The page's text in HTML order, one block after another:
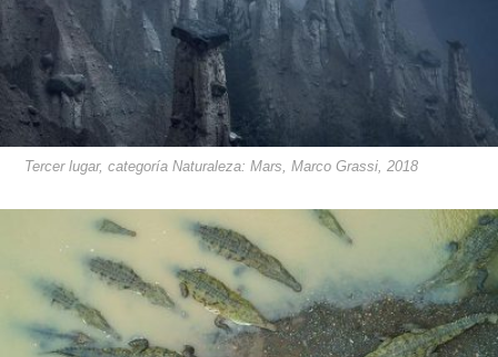
Tercer lugar, categoría Naturaleza: Mars, Marco Grassi, 2018